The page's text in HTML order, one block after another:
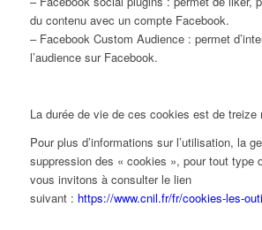
du contenu avec un compte Facebook.
– Facebook Custom Audience : permet
l’audience sur Facebook.
La durée de vie de ces cookies est de treize
Pour plus d’informations sur l’utilisation, la
suppression des « cookies », pour tout type
vous invitons à consulter le lien
suivant : https://www.cnil.fr/fr/cookies-les-